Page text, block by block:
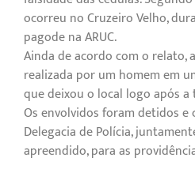
ocorreu no Cruzeiro Velho,
pagode na ARUC.
Ainda de acordo com o
realizada por um homem em
que deixou o local logo após a
Os envolvidos foram detidos e
Delegacia de Polícia,
apreendido, para as